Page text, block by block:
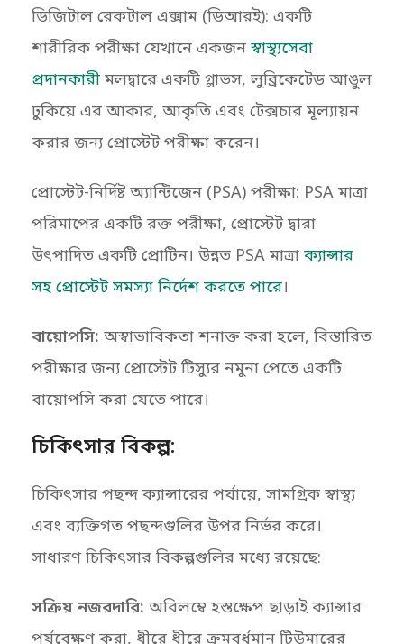
ডিজিটাল রেকটাল এক্সাম (ডিআরই): একটি
শারীরিক পরীক্ষা যেখানে একজন স্বাস্থ্যসেবা
প্রদানকারী মলদ্বারে একটি গ্লাভস, লুব্রিকেটেড আঙুল
ঢুকিয়ে এর আকার, আকৃতি এবং টেক্সচার মূল্যায়ন
করার জন্য প্রোস্টেট পরীক্ষা করেন।
প্রোস্টেট-নির্দিষ্ট অ্যান্টিজেন (PSA) পরীক্ষা: PSA মাত্রা
পরিমাপের একটি রক্ত পরীক্ষা, প্রোস্টেট দ্বারা
উৎপাদিত একটি প্রোটিন। উন্নত PSA মাত্রা ক্যান্সার
সহ প্রোস্টেট সমস্যা নির্দেশ করতে পারে।
বায়োপসি: অস্বাভাবিকতা শনাক্ত করা হলে, বিস্তারিত
পরীক্ষার জন্য প্রোস্টেট টিস্যুর নমুনা পেতে একটি
বায়োপসি করা যেতে পারে।
চিকিৎসার বিকল্প:
চিকিৎসার পছন্দ ক্যান্সারের পর্যায়ে, সামগ্রিক স্বাস্থ্য
এবং ব্যক্তিগত পছন্দগুলির উপর নির্ভর করে।
সাধারণ চিকিৎসার বিকল্পগুলির মধ্যে রয়েছে:
সক্রিয় নজরদারি: অবিলম্বে হস্তক্ষেপ ছাড়াই ক্যান্সার
পর্যবেক্ষণ করা, ধীরে ধীরে ক্রমবর্ধমান টিউমারের